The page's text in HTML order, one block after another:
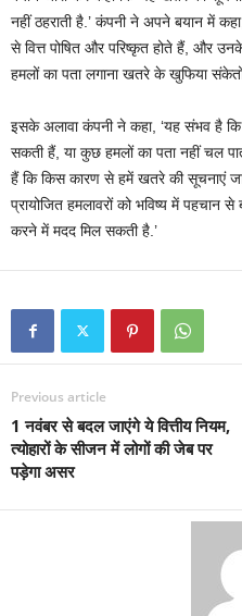
नहीं ठहराती है.’ कंपनी ने अपने बयान में
से वित्त पोषित और परिष्कृत होते हैं, और
हमलों का पता लगाना खतरे के खुफिया
इसके अलावा कंपनी ने कहा, ‘यह संभव है
सकती हैं, या कुछ हमलों का पता नहीं चल
हैं कि किस कारण से हमें खतरे की सूचनाएं
प्रायोजित हमलावरों को भविष्य में
करने में मदद मिल सकती है.’
Previous article
1 नवंबर से बदल जाएंगे ये वित्तीय नियम,
त्योहारों के सीजन में लोगों की जेब पर
पड़ेगा असर